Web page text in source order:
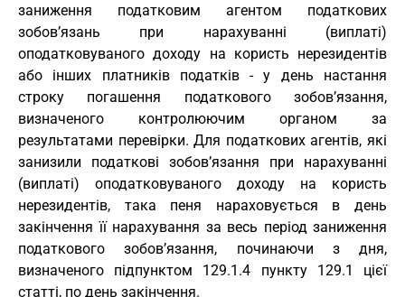
заниження податковим агентом податкових
зобов’язань при нарахуванні (виплаті)
оподатковуваного доходу на користь нерезидентів
або інших платників податків - у день настання
строку погашення податкового зобов’язання,
визначеного контролюючим органом за
результатами перевірки. Для податкових агентів, які
занизили податкові зобов’язання при нарахуванні
(виплаті) оподатковуваного доходу на користь
нерезидентів, така пеня нараховується в день
закінчення її нарахування за весь період заниження
податкового зобов’язання, починаючи з дня,
визначеного підпунктом 129.1.4 пункту 129.1 цієї
статті, по день закінчення.